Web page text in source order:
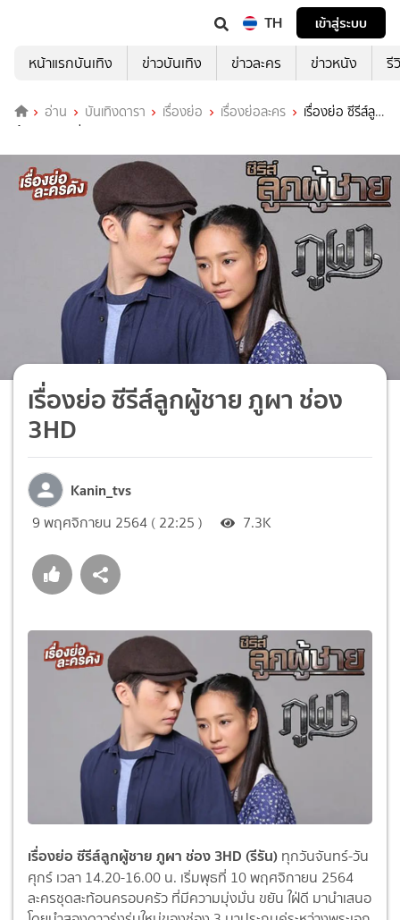
TH
เข้าสู่ระบบ
หน้าแรกบันเทิง
ข่าวบันเทิง ข่าวละคร ข่าวหนัง รี
อ่าน บันเทิงดารา เรื่องย่อ เรื่องย่อละคร
เรื่องย่อ ซีรีส์ลูก
ผู้ชาย ภูผา ช่อง 3HD
เรื่องย่อ ซีรีส์ลูกผู้ชาย ภูผา ช่อง
3HD
Kanin_tvs
9 พฤศจิกายน 2564 ( 22:25 ) 7.3K
เรื่องย่อ ซีรีส์ลูกผู้ชาย ภูผา ช่อง 3HD (รีรัน) ทุกวันจันทร์-วัน
ศุกร์ เวลา 14.20-16.00 น. เริ่มพุธที่ 10 พฤศจิกายน 2564
ละครชุดสะท้อนครอบครัว ที่มีความมุ่งมั่น ขยัน ใฝ่ดี มานำเสนอ